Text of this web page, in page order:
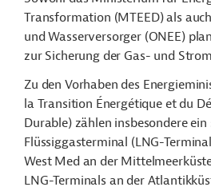
Transformation (MTEED) als
und Wasserversorger (ONEE)
zur Sicherung der Gas- und
Zu den Vorhaben des
la Transition Énergétique et du
Durable) zählen insbesondere
Flüssiggasterminal (LNG-
West Med an der
LNG-Terminals an der